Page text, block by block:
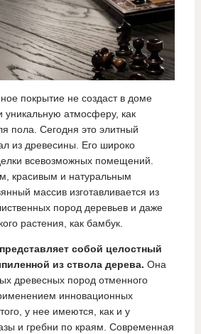
покрытие не создаст в доме
уникальную атмосферу, как
пола. Сегодня это элитный
из древесины. Его широко
всевозможных помещений.
красивым и натуральным
массив изготавливается из
пород деревьев и даже
растения, как бамбук.
собой целостный
из ствола дерева. Она
древесных пород отменного
инновационных
у нее имеются, как и у
и гребни по краям. Современная